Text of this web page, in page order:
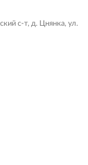
с-т, д. Цнянка, ул.